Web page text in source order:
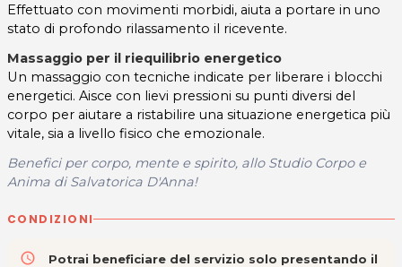
Effettuato con movimenti morbidi, aiuta a portare in uno
stato di profondo rilassamento il ricevente.
Massaggio per il riequilibrio energetico
Un massaggio con tecniche indicate per liberare i blocchi
energetici. Aisce con lievi pressioni su punti diversi del
corpo per aiutare a ristabilire una situazione energetica più
vitale, sia a livello fisico che emozionale.
Benefici per corpo, mente e spirito, allo Studio Corpo e
Anima di Salvatorica D'Anna!
CONDIZIONI
access_time Potrai beneficiare del servizio solo presentando il